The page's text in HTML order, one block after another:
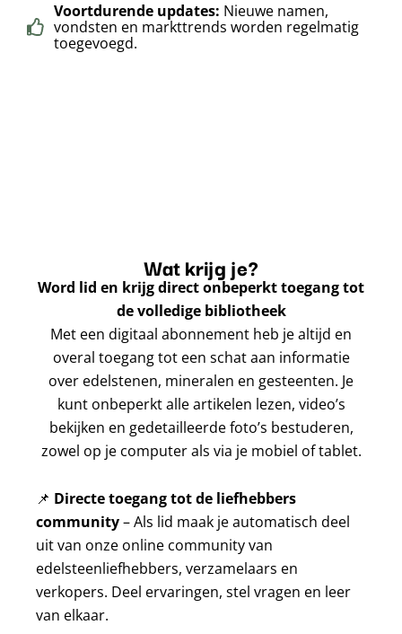
Voortdurende updates: Nieuwe namen,
vondsten en markttrends worden regelmatig
toegevoegd.
Wat krijg je?
Word lid en krijg direct onbeperkt toegang tot
de volledige bibliotheek
Met een digitaal abonnement heb je altijd en
overal toegang tot een schat aan informatie
over edelstenen, mineralen en gesteenten. Je
kunt onbeperkt alle artikelen lezen, video’s
bekijken en gedetailleerde foto’s bestuderen,
zowel op je computer als via je mobiel of tablet.
📌 Directe toegang tot de liefhebbers
community– Als lid maak je automatisch deel
uit van onze online community van
edelsteenliefhebbers, verzamelaars en
verkopers. Deel ervaringen, stel vragen en leer
van elkaar.